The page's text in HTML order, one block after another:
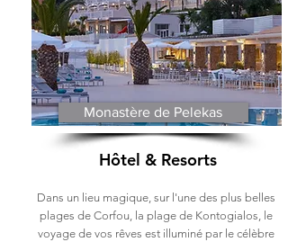
Monastère de Pelekas
Hôtel & Resorts
Dans un lieu magique, sur l'une des plus belles
plages de Corfou, la plage de Kontogialos, le
voyage de vos rêves est illuminé par le célèbre